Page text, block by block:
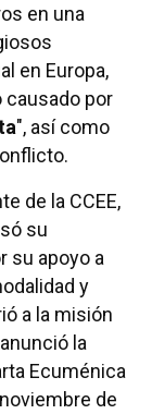
en una
en Europa,
por
", así como
de la CCEE,
su
su apoyo a
y
a la misión
la
Ecuménica
de